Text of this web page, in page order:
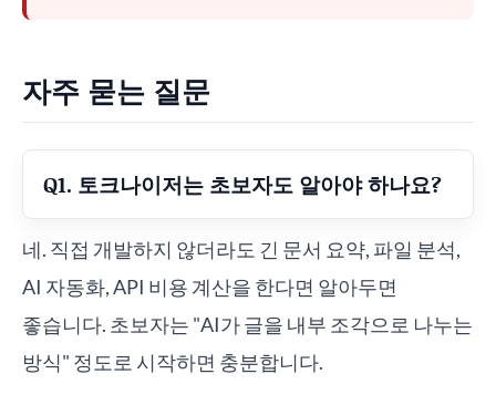
자주 묻는 질문
Q1. 토크나이저는 초보자도 알아야 하나요?
네. 직접 개발하지 않더라도 긴 문서 요약, 파일 분석,
AI 자동화, API 비용 계산을 한다면 알아두면
좋습니다. 초보자는 "AI가 글을 내부 조각으로 나누는
방식" 정도로 시작하면 충분합니다.